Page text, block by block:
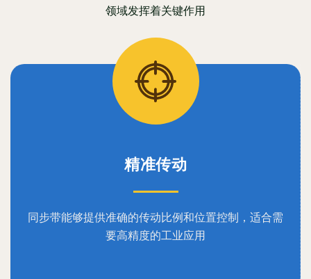
领域发挥着关键作用
精准传动
同步带能够提供准确的传动比例和位置控制，适合需
要高精度的工业应用